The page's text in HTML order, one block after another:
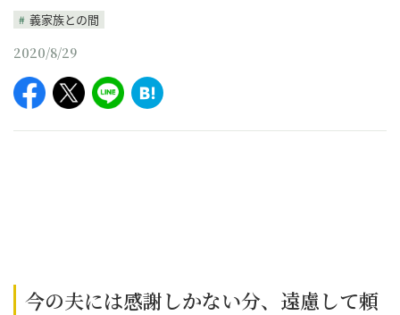
義家族との間
2020/8/29
今の夫には感謝しかない分、遠慮して頼